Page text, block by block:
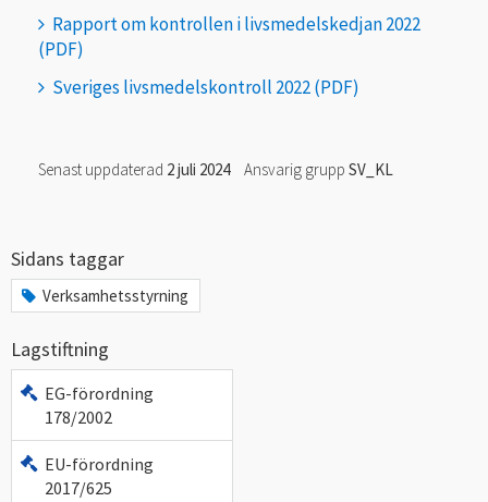
Rapport om kontrollen i livsmedelskedjan 2022
Sveriges livsmedelskontroll 2022
Senast uppdaterad 2 juli 2024 Ansvarig grupp SV_KL
Sidans taggar
Verksamhetsstyrning
Lagstiftning
EG-förordning
178/2002
EU-förordning
2017/625